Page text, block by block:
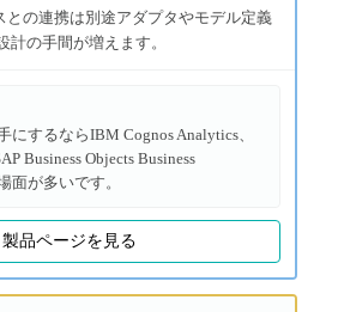
との連携は別途アダプタやモデル定義
計の手間が増えます。
にするならIBM Cognos Analytics、
Business Objects Business
面が多いです。
製品ページを見る